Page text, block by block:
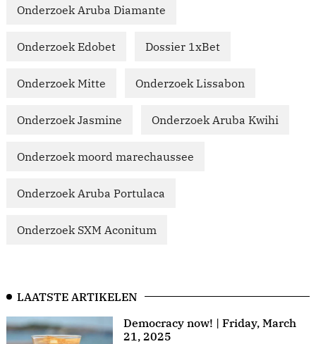
Onderzoek Aruba Diamante
Onderzoek Edobet Dossier 1xBet
Onderzoek Mitte Onderzoek Lissabon
Onderzoek Jasmine Onderzoek Aruba Kwihi
Onderzoek moord marechaussee
Onderzoek Aruba Portulaca
Onderzoek SXM Aconitum
LAATSTE ARTIKELEN
Democracy now! | Friday, March
21, 2025